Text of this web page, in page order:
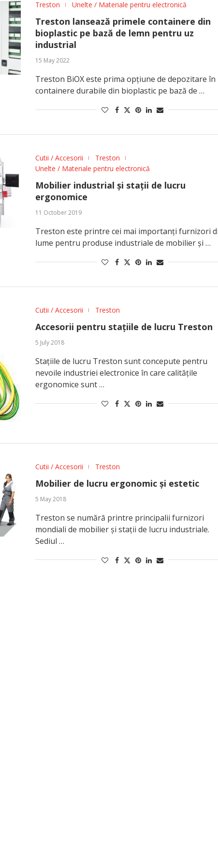
Treston Unelte / Materiale pentru electronică
Treston lansează primele containere din
bioplastic pe bază de lemn pentru uz
industrial
15 May 2022
Treston BiOX este prima opțiune de depozitare în
containere durabile din bioplastic pe bază de …
Cutii / Accesorii
Treston
Unelte / Materiale pentru electronică
Mobilier industrial și stații de lucru
ergonomice
11 October 2019
Treston este printre cei mai importanți furnizori
lume pentru produse industriale de mobilier și …
Cutii / Accesorii Treston
Accesorii pentru stațiile de lucru Treston
5 July 2018
Stațiile de lucru Treston sunt concepute pentru
nevoile industriei electronice în care calitățile
ergonomice sunt …
Cutii / Accesorii Treston
Mobilier de lucru ergonomic și estetic
5 May 2018
Treston se numără printre principalii furnizori
mondiali de mobilier și stații de lucru industriale.
Sediul …